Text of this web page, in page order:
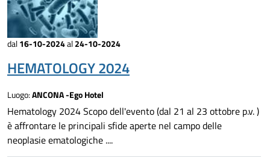
dal 16-10-2024al24-10-2024
HEMATOLOGY 2024
Luogo:ANCONA -Ego Hotel
Hematology 2024 Scopo dell'evento (dal 21 al 23 ottobre p.v. )
è affrontare le principali sfide aperte nel campo delle
neoplasie ematologiche ....